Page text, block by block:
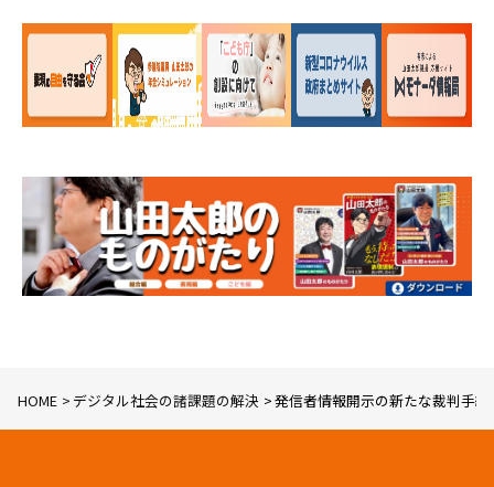
HOME デジタル社会の諸課題の解決 発信者情報開示の新たな裁判手